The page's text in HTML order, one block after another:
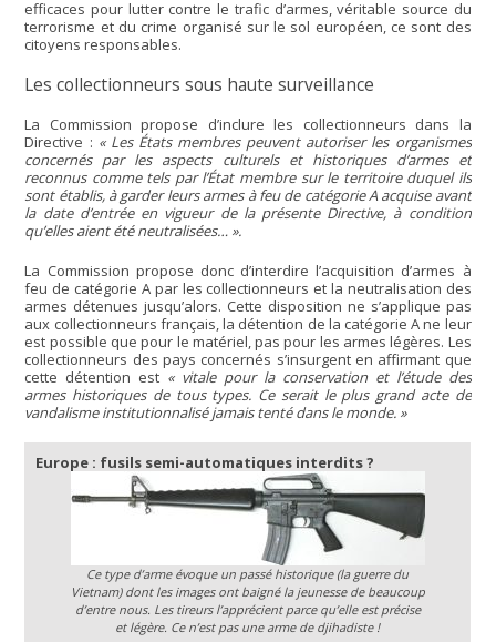
efficaces pour lutter contre le trafic d’armes, véritable source du
terrorisme et du crime organisé sur le sol européen, ce sont des
citoyens responsables.
Les collectionneurs sous haute surveillance
La Commission propose d’inclure les collectionneurs dans la
Directive : « Les États membres peuvent autoriser les organismes
concernés par les aspects culturels et historiques d’armes et
reconnus comme tels par l’État membre sur le territoire duquel ils
sont établis, à garder leurs armes à feu de catégorie A acquise avant
la date d’entrée en vigueur de la présente Directive, à condition
qu’elles aient été neutralisées… ».
La Commission propose donc d’interdire l’acquisition d’armes à
feu de catégorie A par les collectionneurs et la neutralisation des
armes détenues jusqu’alors. Cette disposition ne s’applique pas
aux collectionneurs français, la détention de la catégorie A ne leur
est possible que pour le matériel, pas pour les armes légères. Les
collectionneurs des pays concernés s’insurgent en affirmant que
cette détention est « vitale pour la conservation et l’étude des
armes historiques de tous types. Ce serait le plus grand acte de
vandalisme institutionnalisé jamais tenté dans le monde. »
Europe : fusils semi-automatiques interdits ?
Ce type d’arme évoque un passé historique (la guerre du
Vietnam) dont les images ont baigné la jeunesse de beaucoup
d’entre nous. Les tireurs l’apprécient parce qu’elle est précise
et légère. Ce n’est pas une arme de djihadiste !